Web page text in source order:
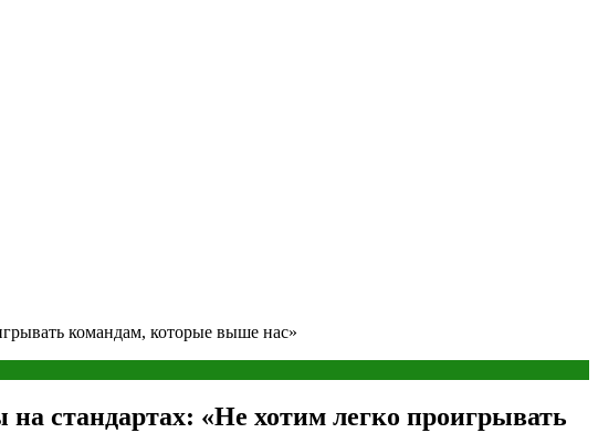
командам, которые выше нас»
стандартах: «Не хотим легко проигрывать